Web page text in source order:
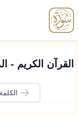
القرآن الكريم -